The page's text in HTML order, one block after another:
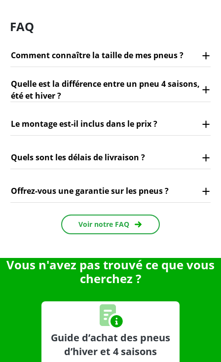
FAQ
Comment connaître la taille de mes pneus ?
Quelle est la différence entre un pneu 4 saisons,
été et hiver ?
Le montage est-il inclus dans le prix ?
Quels sont les délais de livraison ?
Offrez-vous une garantie sur les pneus ?
Voir notre FAQ
Vous n'avez pas trouvé ce que vous
cherchez ?
Guide d’achat des pneus
d’hiver et 4 saisons